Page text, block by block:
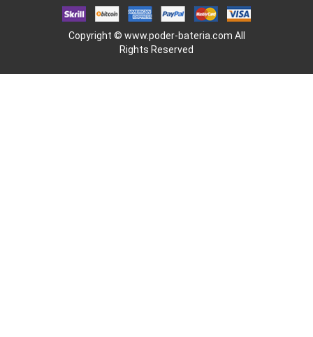
Copyright © www.poder-bateria.com All
Rights Reserved